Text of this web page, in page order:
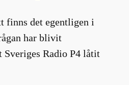
finns det egentligen i
har blivit
Sveriges Radio P4 låtit